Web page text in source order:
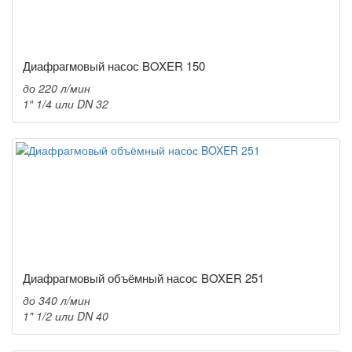
Диафрагмовый насос BOXER 150
до 220 л/мин
1″ 1/4 или DN 32
Диафрагмовый объёмный насос BOXER 251
до 340 л/мин
1" 1/2 или DN 40